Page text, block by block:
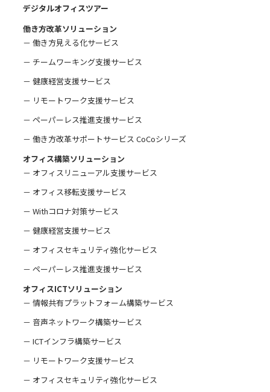
デジタルオフィスツアー
働き方改革ソリューション
－ 働き方見える化サービス
－ チームワーキング支援サービス
－ 健康経営支援サービス
－ リモートワーク支援サービス
－ ペーパーレス推進支援サービス
－ 働き方改革サポートサービス CoCoシリーズ
オフィス構築ソリューション
－ オフィスリニューアル支援サービス
－ オフィス移転支援サービス
－ Withコロナ対策サービス
－ 健康経営支援サービス
－ オフィスセキュリティ強化サービス
－ ペーパーレス推進支援サービス
オフィスICTソリューション
－ 情報共有プラットフォーム構築サービス
－ 音声ネットワーク構築サービス
－ ICTインフラ構築サービス
－ リモートワーク支援サービス
－ オフィスセキュリティ強化サービス